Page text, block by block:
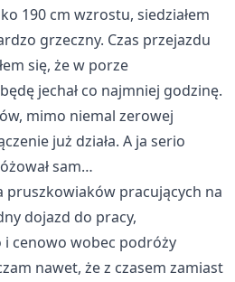
190 cm wzrostu, siedziałem
grzeczny. Czas przejazdu
się, że w porze
jechał co najmniej godzinę.
mimo niemal zerowej
już działa. A ja serio
sam…
pruszkowiaków pracujących na
dojazd do pracy,
cenowo wobec podróży
nawet, że z czasem zamiast